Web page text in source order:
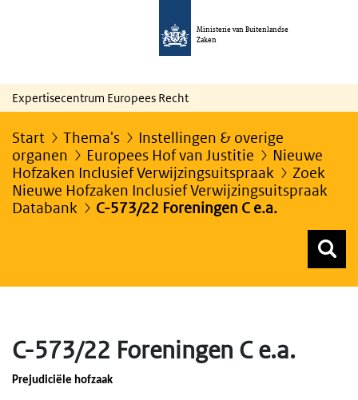
Ministerie van Buitenlandse
Zaken
Expertisecentrum Europees Recht
Start Thema's
Instellingen & overige
organen
Europees Hof van Justitie
Nieuwe
Hofzaken Inclusief Verwijzingsuitspraak
Zoek
Nieuwe Hofzaken Inclusief Verwijzingsuitspraak
Databank
C-573/22 Foreningen C e.a.
C-573/22 Foreningen C e.a.
Prejudiciële hofzaak